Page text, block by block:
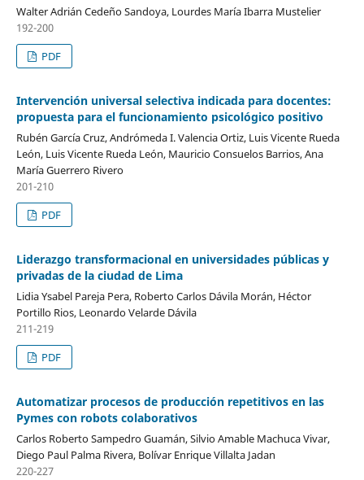
Walter Adrián Cedeño Sandoya, Lourdes María Ibarra Mustelier
192-200
PDF
Intervención universal selectiva indicada para docentes:
propuesta para el funcionamiento psicológico positivo
Rubén García Cruz, Andrómeda I. Valencia Ortiz, Luis Vicente Rueda
León, Luis Vicente Rueda León, Mauricio Consuelos Barrios, Ana
María Guerrero Rivero
201-210
PDF
Liderazgo transformacional en universidades públicas y
privadas de la ciudad de Lima
Lidia Ysabel Pareja Pera, Roberto Carlos Dávila Morán, Héctor
Portillo Rios, Leonardo Velarde Dávila
211-219
PDF
Automatizar procesos de producción repetitivos en las
Pymes con robots colaborativos
Carlos Roberto Sampedro Guamán, Silvio Amable Machuca Vivar,
Diego Paul Palma Rivera, Bolívar Enrique Villalta Jadan
220-227